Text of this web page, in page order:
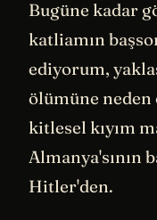
Bugüne kadar
katliamın
ediyorum,
ölümüne
kitlesel kıyım
Almanya'sının
Hitler'den.